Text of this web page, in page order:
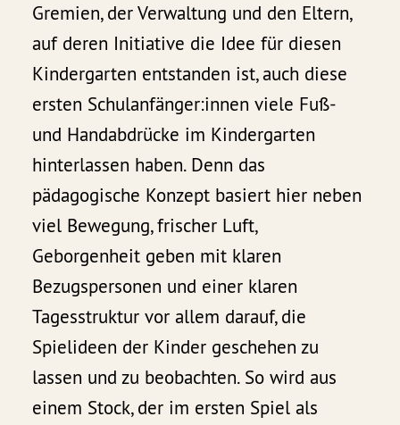
Gremien, der Verwaltung und den Eltern,
auf deren Initiative die Idee für diesen
Kindergarten entstanden ist, auch diese
ersten Schulanfänger:innen viele Fuß-
und Handabdrücke im Kindergarten
hinterlassen haben. Denn das
pädagogische Konzept basiert hier neben
viel Bewegung, frischer Luft,
Geborgenheit geben mit klaren
Bezugspersonen und einer klaren
Tagesstruktur vor allem darauf, die
Spielideen der Kinder geschehen zu
lassen und zu beobachten. So wird aus
einem Stock, der im ersten Spiel als